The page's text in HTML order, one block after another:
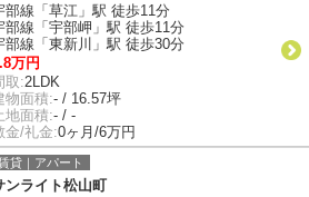
部線「草江」駅 徒歩11分
部線「宇部岬」駅 徒歩11分
部線「東新川」駅 徒歩30分
万円
取:2LDK
物面積:- / 16.57坪
地面積:- / -
金/礼金:0ヶ月/6万円
貸｜アパート
ンライト松山町